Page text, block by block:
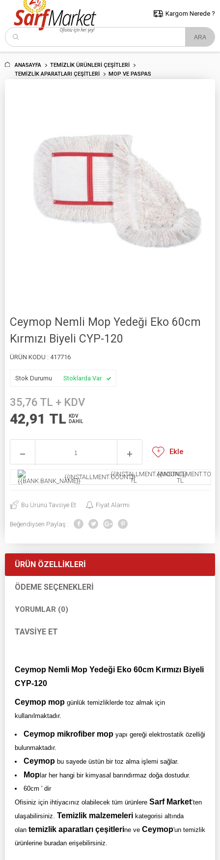
5000 TL ve Üzeri Alışverişlerde İstanbul İçi Kargo Bedava!
ve Trakya İçin Tıklayın..
Kargom Nerede ?
ANASAYFA
TEMIZLIK ÜRÜNLERI ÇEŞITLERI
TEMIZLIK APARATLARI ÇEŞITLERI
MOP VE PASPAS
Ceymop Nemli Mop Yedeği Eko 60cm
Kırmızı Biyeli CYP-120
ÜRÜN KODU : 417716
Stok Durumu Stoklarda Var
35,76 TL + KDV
42,91 TL
KDV
DAHİL
Ekle
{{INSTALLMENT.COUNT}}{{INSTALLMENT.AMOUNT}}
TL
TL
Bu Ürünü Tavsiye Et Fiyat Alarmı
Beğendiysen Paylaş :
ÜRÜN ÖZELLIKLERI
ÖDEME SEÇENEKLERI
YORUMLAR (0)
TAVSIYE ET
Ceymop Nemli Mop Yedeği Eko 60cm Kırmızı Biyeli
CYP-120
Ceymop mop günlük temizliklerde toz almak için
kullanılmaktadır.
Ceymop mikrofiber mop yapı gereği elektrostatik özelliği
bulunmaktadır.
Ceymop bu sayede üstün bir toz alma işlemi sağlar.
Mop lar her hangi bir kimyasal barındırmaz doğa dostudur.
60cm ' dir
Ofisiniz için ihtiyacınız olabilecek tüm ürünlere Sarf Market’ten
ulaşabilirsiniz. Temizlik malzemeleri kategorisi altında
olan temizlik aparatları çeşitlerine ve Ceymop'un temizlik
ürünlerine buradan erişebilirsiniz.